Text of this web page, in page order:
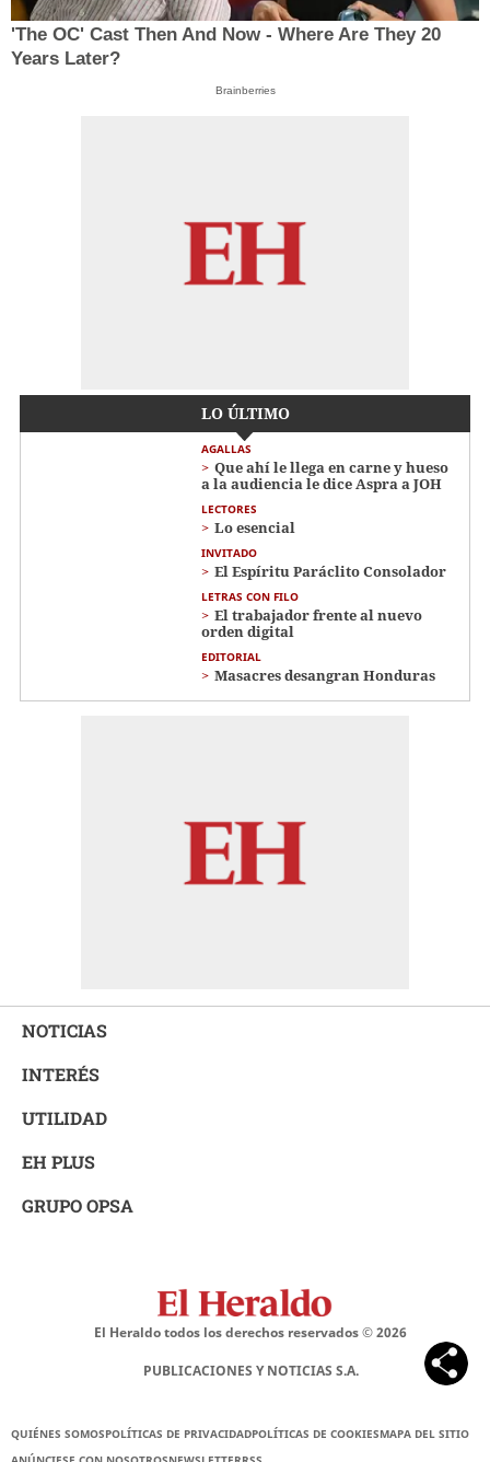
'The OC' Cast Then And Now - Where Are They 20
Years Later?
Brainberries
LO ÚLTIMO
AGALLAS
Que ahí le llega en carne y hueso
a la audiencia le dice Aspra a JOH
LECTORES
Lo esencial
INVITADO
El Espíritu Paráclito Consolador
LETRAS CON FILO
El trabajador frente al nuevo
orden digital
EDITORIAL
Masacres desangran Honduras
NOTICIAS
INTERÉS
UTILIDAD
EH PLUS
GRUPO OPSA
El Heraldo todos los derechos reservados ©2026
PUBLICACIONES Y NOTICIAS S.A.
QUIÉNES SOMOSPOLÍTICAS DE PRIVACIDADPOLÍTICAS DE COOKIESMAPA DEL SITIO